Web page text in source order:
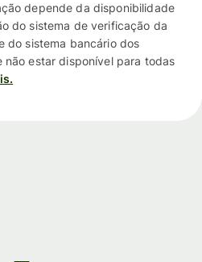
depende da disponibilidade
do sistema de verificação da
do sistema bancário dos
não estar disponível para todas